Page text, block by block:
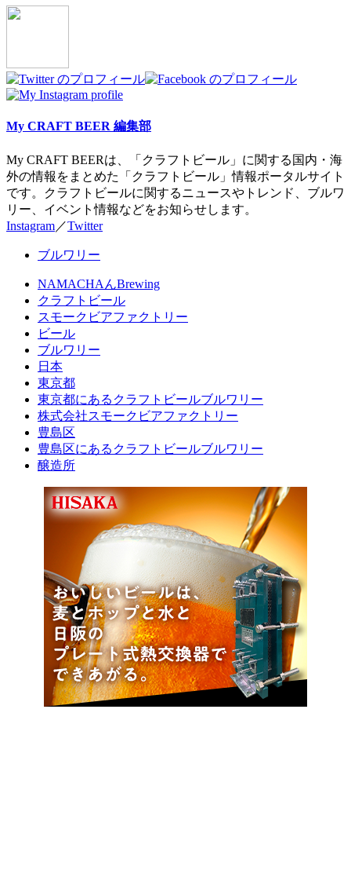
tabs
change
My CRAFT BEER 編集部
My CRAFT BEERは、「クラフトビール」に関する国内・海
外の情報をまとめた「クラフトビール」情報ポータルサイト
です。クラフトビールに関するニュースやトレンド、ブルワ
リー、イベント情報などをお知らせします。
Instagram／Twitter
ブルワリー
NAMACHAんBrewing
クラフトビール
スモークビアファクトリー
ビール
ブルワリー
日本
東京都
東京都にあるクラフトビールブルワリー
株式会社スモークビアファクトリー
豊島区
豊島区にあるクラフトビールブルワリー
醸造所